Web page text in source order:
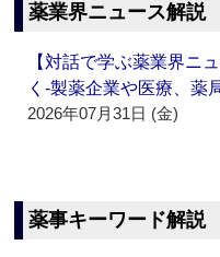
薬業界ニュース解説
【対話で学ぶ薬業界ニ
く‐製薬企業や医療、
2026年07月31日 (金)
薬事キーワード解説